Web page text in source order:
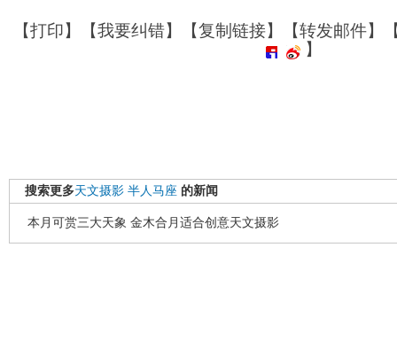
【打印】【我要纠错】【复制链接】【转发邮件】
】
搜索更多天文摄影 半人马座 的新闻
本月可赏三大天象 金木合月适合创意天文摄影